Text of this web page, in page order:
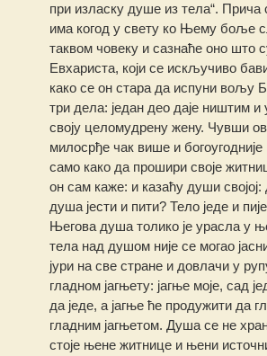
при изласку душе из тела“. Прича
има когод у свету ко Њему боље
таквом човеку и сазнаће оно што
Евхариста, који се искључиво
како се он стара да испуни вољу
три дела: један део даје ништим
своју целомудрену жену. Чувши
милосрђе чак више и
само како да прошири своје
он сам каже: и казаћу души
душа јести и пити? Тело једе и
Његова душа толико је урасла у
тела над душом није се могао
јури на све стране и довлачи у
гладном јагњету: јагње моје, сад
да једе, а јагње ће продужити да
гладним јагњетом. Душа се не
стоје њене житнице и њени